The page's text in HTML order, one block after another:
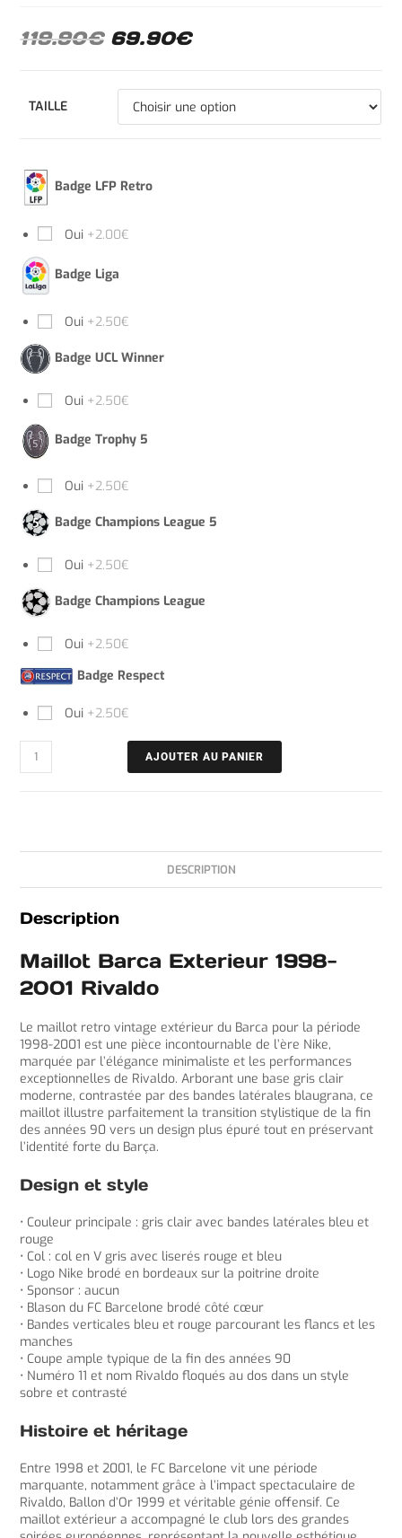
119.90€ 69.90€
TAILLE
Badge LFP Retro
Oui +2.00€
Badge Liga
Oui +2.50€
Badge UCL Winner
Oui +2.50€
Badge Trophy 5
Oui +2.50€
Badge Champions League 5
Oui +2.50€
Badge Champions League
Oui +2.50€
Badge Respect
Oui +2.50€
AJOUTER AU PANIER
DESCRIPTION
Description
Maillot Barca Exterieur 1998-
2001 Rivaldo
Le maillot retro vintage extérieur du Barca pour la période
1998-2001 est une pièce incontournable de l’ère Nike,
marquée par l’élégance minimaliste et les performances
exceptionnelles de Rivaldo. Arborant une base gris clair
moderne, contrastée par des bandes latérales blaugrana, ce
maillot illustre parfaitement la transition stylistique de la fin
des années 90 vers un design plus épuré tout en préservant
l’identité forte du Barça.
Design et style
• Couleur principale : gris clair avec bandes latérales bleu et
rouge
• Col : col en V gris avec liserés rouge et bleu
• Logo Nike brodé en bordeaux sur la poitrine droite
• Sponsor : aucun
• Blason du FC Barcelone brodé côté cœur
• Bandes verticales bleu et rouge parcourant les flancs et les
manches
• Coupe ample typique de la fin des années 90
• Numéro 11 et nom Rivaldo floqués au dos dans un style
sobre et contrasté
Histoire et héritage
Entre 1998 et 2001, le FC Barcelone vit une période
marquante, notamment grâce à l’impact spectaculaire de
Rivaldo, Ballon d’Or 1999 et véritable génie offensif. Ce
maillot extérieur a accompagné le club lors des grandes